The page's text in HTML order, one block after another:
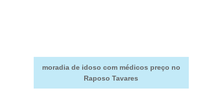
moradia de idoso com médicos preço no
Raposo Tavares